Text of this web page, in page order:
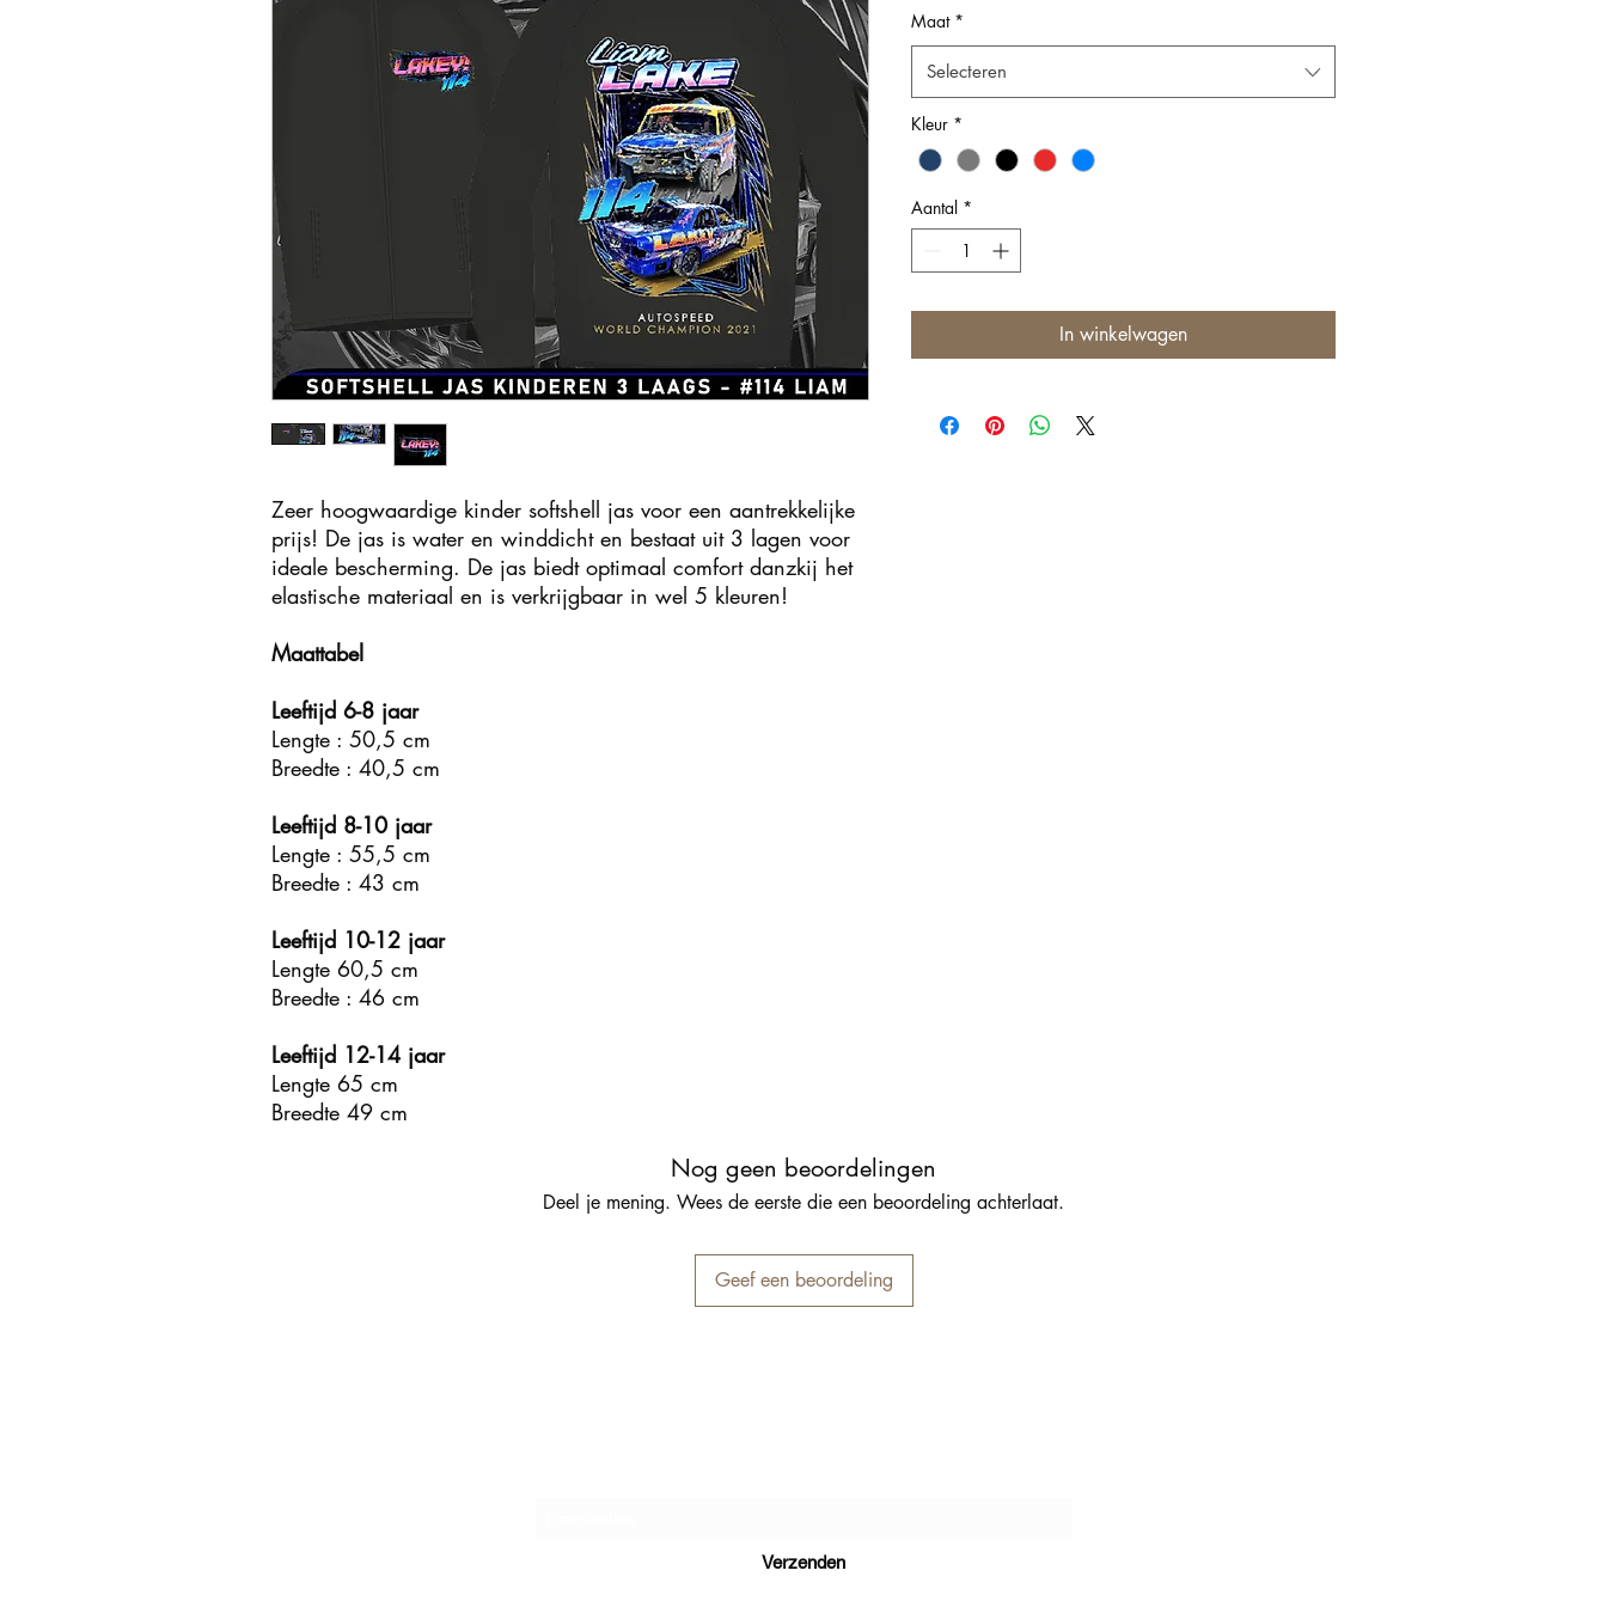
Zeer hoogwaardige kinder softshell jas voor een aantrekkelijke
prijs! De jas is water en winddicht en bestaat uit 3 lagen voor
ideale bescherming. De jas biedt optimaal comfort danzkij het
elastische materiaal en is verkrijgbaar in wel 5 kleuren!
Maattabel
Leeftijd 6-8 jaar
Lengte : 50,5 cm
Breedte : 40,5 cm
Leeftijd 8-10 jaar
Lengte : 55,5 cm
Breedte : 43 cm
Leeftijd 10-12 jaar
Lengte 60,5 cm
Breedte : 46 cm
Leeftijd 12-14 jaar
Lengte 65 cm
Breedte 49 cm
Maat *
Selecteren
Kleur *
Aantal *
In winkelwagen
Nog geen beoordelingen
Deel je mening. Wees de eerste die een beoordeling achterlaat.
Geef een beoordeling
Verzenden